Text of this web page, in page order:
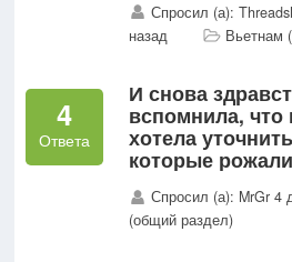
Спросил (а):
назад
Вьетнам
4
Ответа
И снова
вспомнила, что
хотела
которые
был готов
Спросил (а): MrGr 4
(общий раздел)